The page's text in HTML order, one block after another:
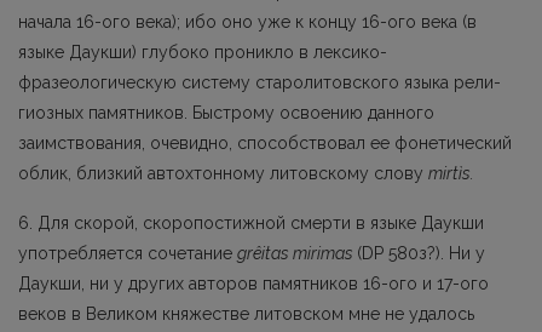
начала 16-ого века); ибо оно уже к концу 16-ого века (в
языке Даукши) глубоко проникло в лексико-
фразеологическую систему старолитовского языка рели­
гиозных памятников. Быстрому освоению данного
заимствования, очевидно, способствовал ее фонетический
облик, близкий автохтонному литовскому слову mirtìs.
6. Для скорой, скоропостижной смерти в языке Даукши
употребляется сочетание grêitas miri­mas (DP 580з?). Ни у
Даукши, ни у других авторов памятников 16-ого и 17-ого
веков в Великом княжестве литовском мне не удалось